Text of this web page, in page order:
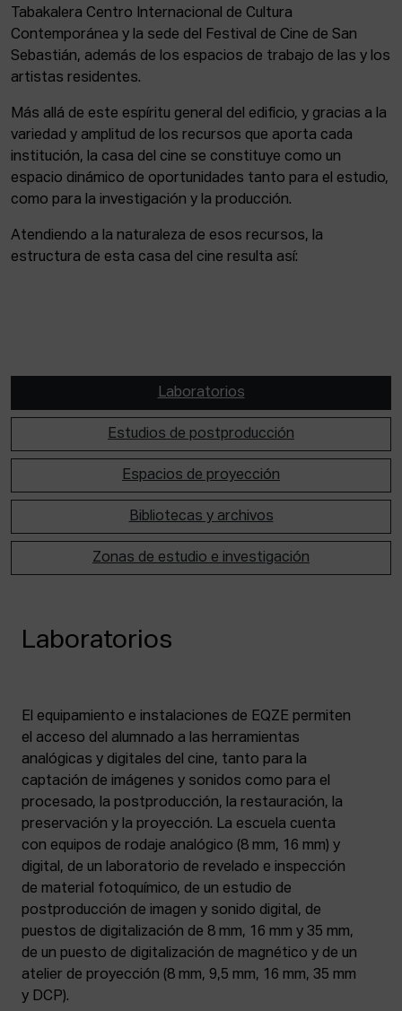
Tabakalera Centro Internacional de Cultura
Contemporánea y la sede del Festival de Cine de San
Sebastián, además de los espacios de trabajo de las y los
artistas residentes.
Más allá de este espíritu general del edificio, y gracias a la
variedad y amplitud de los recursos que aporta cada
institución, la casa del cine se constituye como un
espacio dinámico de oportunidades tanto para el estudio,
como para la investigación y la producción.
Atendiendo a la naturaleza de esos recursos, la
estructura de esta casa del cine resulta así:
Laboratorios
Estudios de postproducción
Espacios de proyección
Bibliotecas y archivos
Zonas de estudio e investigación
Laboratorios
El equipamiento e instalaciones de EQZE permiten
el acceso del alumnado a las herramientas
analógicas y digitales del cine, tanto para la
captación de imágenes y sonidos como para el
procesado, la postproducción, la restauración, la
preservación y la proyección. La escuela cuenta
con equipos de rodaje analógico (8 mm, 16 mm) y
digital, de un laboratorio de revelado e inspección
de material fotoquímico, de un estudio de
postproducción de imagen y sonido digital, de
puestos de digitalización de 8 mm, 16 mm y 35 mm,
de un puesto de digitalización de magnético y de un
atelier de proyección (8 mm, 9,5 mm, 16 mm, 35 mm
y DCP).